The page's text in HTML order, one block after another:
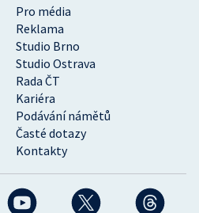
Pro média
Reklama
Studio Brno
Studio Ostrava
Rada ČT
Kariéra
Podávání námětů
Časté dotazy
Kontakty